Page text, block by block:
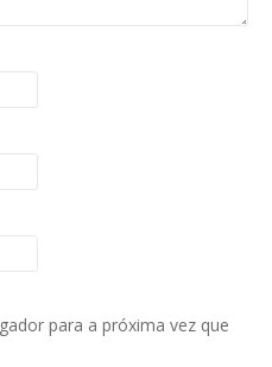
para a próxima vez que